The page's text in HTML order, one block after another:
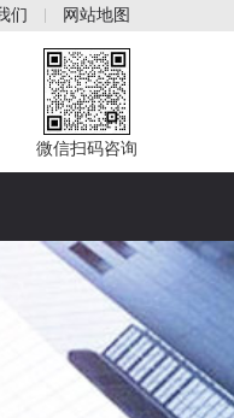
们 网站地图
微信扫码咨询